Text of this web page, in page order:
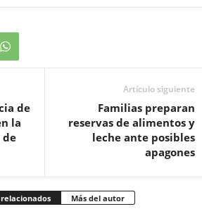
de
la
de
Artículo siguiente
Familias preparan
reservas de alimentos y
leche ante posibles
apagones
Más del autor